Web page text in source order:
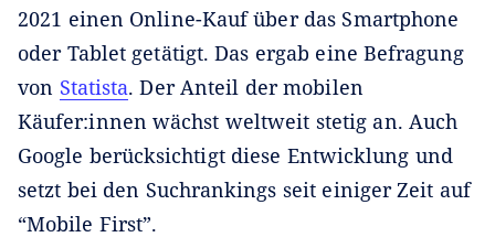
2021 einen Online-Kauf über das Smartphone
oder Tablet getätigt. Das ergab eine Befragung
von Statista. Der Anteil der mobilen
Käufer:innen wächst weltweit stetig an. Auch
Google berücksichtigt diese Entwicklung und
setzt bei den Suchrankings seit einiger Zeit auf
“Mobile First”.